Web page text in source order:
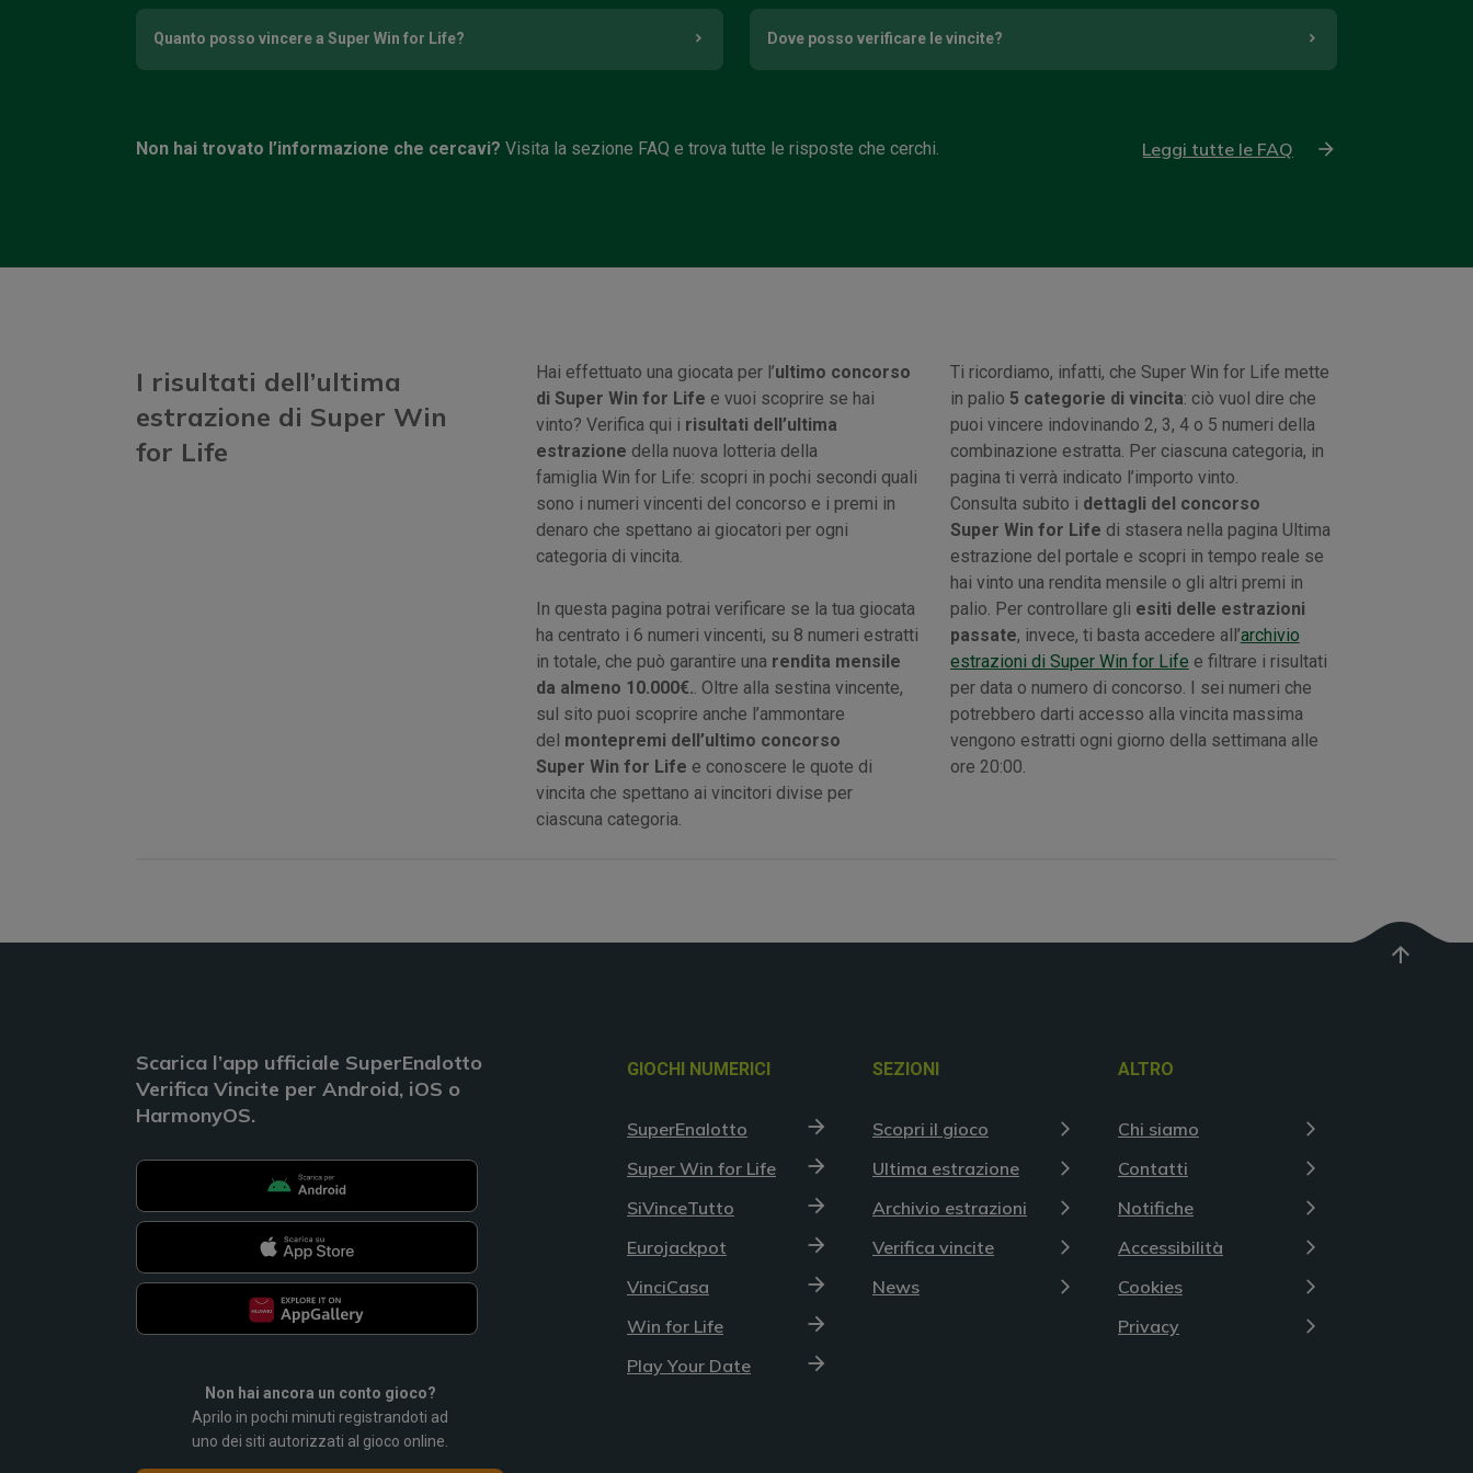
Quanto posso vincere a Super Win for Life? Dove posso verificare le vincite?
Non hai trovato l’informazione che cercavi? Visita la sezione FAQ e trova tutte le risposte che cerchi. Leggi tutte le FAQ
I risultati dell’ultima
estrazione di Super Win
for Life
Hai effettuato una giocata per l’ultimo concorso
di Super Win for Life e vuoi scoprire se hai
vinto? Verifica qui i risultati dell’ultima
estrazione della nuova lotteria della
famiglia Win for Life: scopri in pochi secondi quali
sono i numeri vincenti del concorso e i premi in
denaro che spettano ai giocatori per ogni
categoria di vincita.
In questa pagina potrai verificare se la tua giocata
ha centrato i 6 numeri vincenti, su 8 numeri estratti
in totale, che può garantire una rendita mensile
da almeno 10.000€. . Oltre alla sestina vincente,
sul sito puoi scoprire anche l’ammontare
del montepremi dell’ultimo concorso
Super Win for Life e conoscere le quote di
vincita che spettano ai vincitori divise per
ciascuna categoria.
Ti ricordiamo, infatti, che Super Win for Life mette
in palio 5 categorie di vincita: ciò vuol dire che
puoi vincere indovinando 2, 3, 4 o 5 numeri della
combinazione estratta. Per ciascuna categoria, in
pagina ti verrà indicato l’importo vinto.
Consulta subito i dettagli del concorso
Super Win for Life di stasera nella pagina Ultima
estrazione del portale e scopri in tempo reale se
hai vinto una rendita mensile o gli altri premi in
palio. Per controllare gli esiti delle estrazioni
passate, invece, ti basta accedere all’archivio
estrazioni di Super Win for Life e filtrare i risultati
per data o numero di concorso. I sei numeri che
potrebbero darti accesso alla vincita massima
vengono estratti ogni giorno della settimana alle
ore 20:00.
arrow_upward
Scarica l’app ufficiale SuperEnalotto
Verifica Vincite per Android, iOS o
HarmonyOS.
Non hai ancora un conto gioco?
Aprilo in pochi minuti registrandoti ad
uno dei siti autorizzati al gioco online.
GIOCHI NUMERICI
SuperEnalotto
Super Win for Life
SiVinceTutto
Eurojackpot
VinciCasa
Win for Life
Play Your Date
SEZIONI
Scopri il gioco
Ultima estrazione
Archivio estrazioni
Verifica vincite
News
ALTRO
Chi siamo
Contatti
Notifiche
Accessibilità
Cookies
Privacy